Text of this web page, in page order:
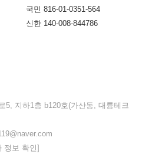
국민 816-01-0351-564
신한 140-008-844786
5, 지하1층 b120호(가산동, 대륭테크
정보 확인]